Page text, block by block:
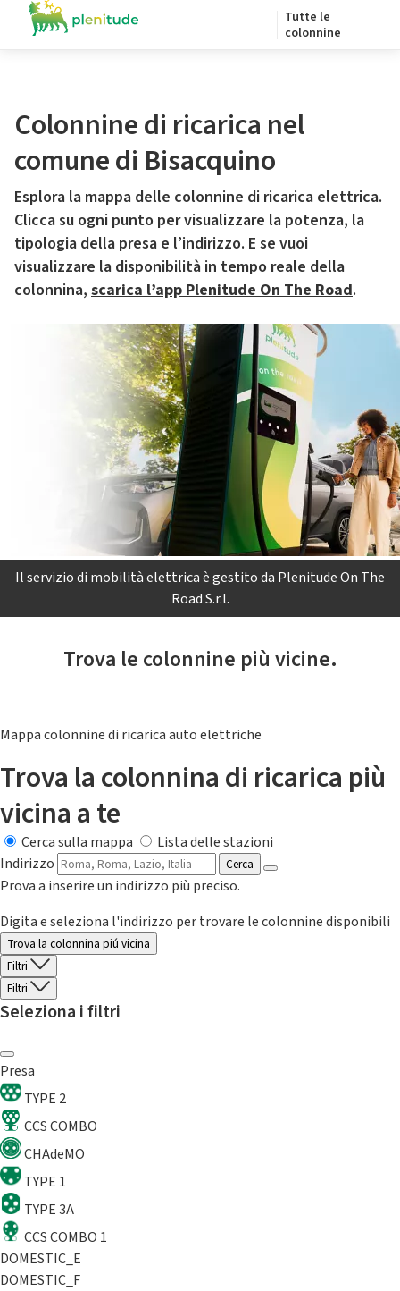
Tutte le
colonnine
Colonnine di ricarica nel
comune di Bisacquino
Esplora la mappa delle colonnine di ricarica elettrica.
Clicca su ogni punto per visualizzare la potenza, la
tipologia della presa e l’indirizzo. E se vuoi
visualizzare la disponibilità in tempo reale della
colonnina, scarica l’app Plenitude On The Road.
Il servizio di mobilità elettrica è gestito da Plenitude On The
Road S.r.l.
Trova le colonnine più vicine.
Mappa colonnine di ricarica auto elettriche
Trova la colonnina di ricarica più
vicina a te
Cerca sulla mappa
Lista delle stazioni
Indirizzo
Cerca
Prova a inserire un indirizzo più preciso.
Digita e seleziona l'indirizzo per trovare le colonnine disponibili
Trova la colonnina piú vicina
Filtri
Filtri
Seleziona i filtri
Presa
TYPE 2
CCS COMBO
CHAdeMO
TYPE 1
TYPE 3A
CCS COMBO 1
DOMESTIC_E
DOMESTIC_F